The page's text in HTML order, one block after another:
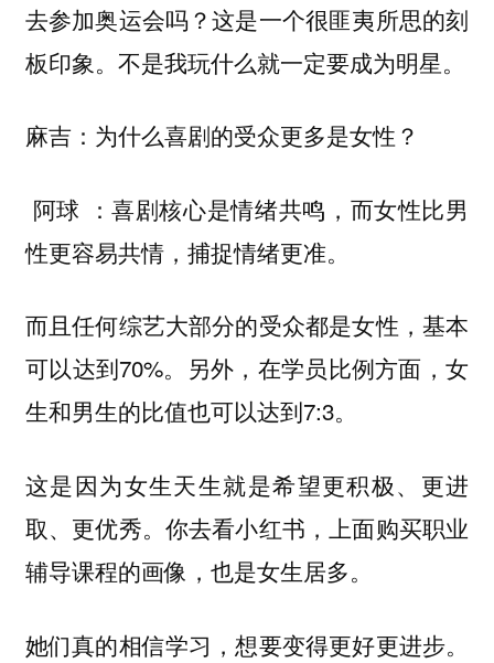
去参加奥运会吗？这是一个很匪夷所思的刻
板印象。不是我玩什么就一定要成为明星。
麻吉：为什么喜剧的受众更多是女性？
阿球 ：喜剧核心是情绪共鸣，而女性比男
性更容易共情，捕捉情绪更准。
而且任何综艺大部分的受众都是女性，基本
可以达到70%。另外，在学员比例方面，女
生和男生的比值也可以达到7:3。
这是因为女生天生就是希望更积极、更进
取、更优秀。你去看小红书，上面购买职业
辅导课程的画像，也是女生居多。
她们真的相信学习，想要变得更好更进步。